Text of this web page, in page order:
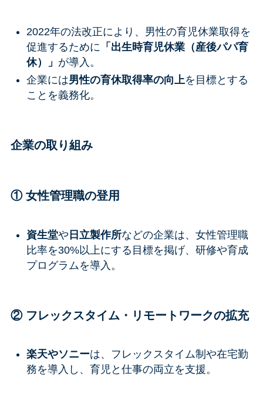
2022年の法改正により、男性の育児休業取得を
促進するために 「出生時育児休業（産後パパ育
休）」 が導入。
企業には男性の育休取得率の向上を目標とする
ことを義務化。
企業の取り組み
① 女性管理職の登用
資生堂や 日立製作所などの企業は、女性管理職
比率を30%以上にする目標を掲げ、研修や育成
プログラムを導入。
② フレックスタイム・リモートワークの拡充
楽天やソニーは、フレックスタイム制や在宅勤
務を導入し、育児と仕事の両立を支援。